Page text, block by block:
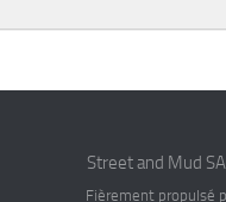
Street and Mud
Fièrement propulsé